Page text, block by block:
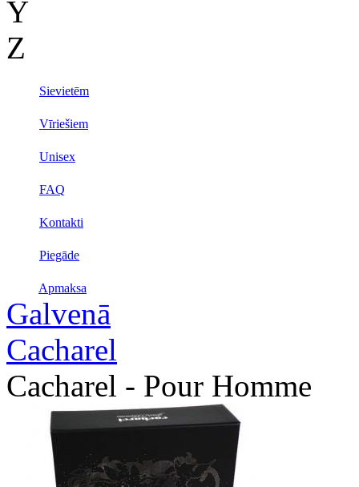
Y
Z
Sievietēm
Vīriešiem
Unisex
FAQ
Kontakti
Piegāde
Apmaksa
Galvenā
Cacharel
Cacharel - Pour Homme